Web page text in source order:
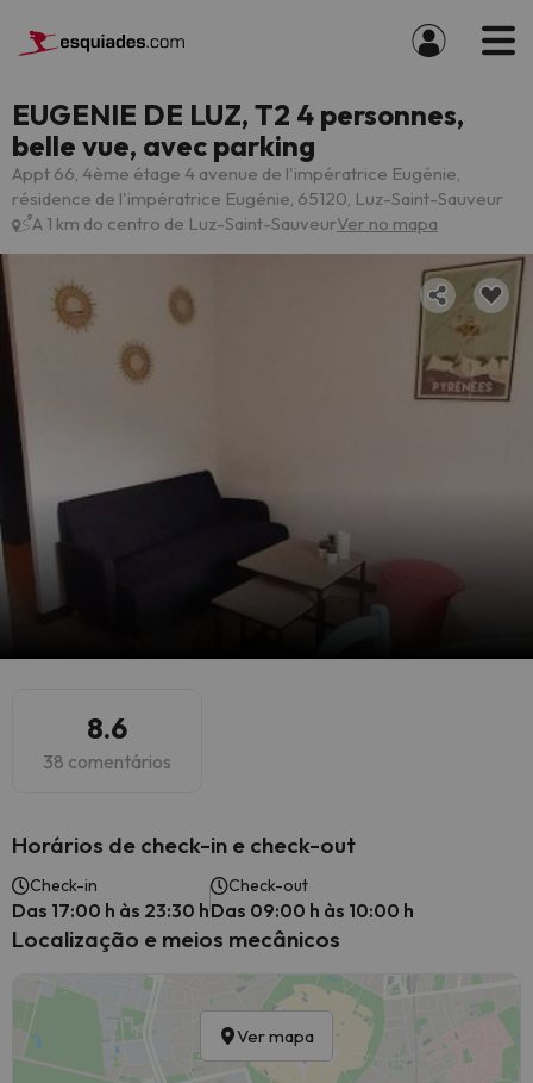
EUGENIE DE LUZ, T2 4 personnes,
belle vue, avec parking
Appt 66, 4ème étage 4 avenue de l'impératrice Eugénie,
résidence de l'impératrice Eugénie, 65120, Luz-Saint-Sauveur
A 1 km do centro de Luz-Saint-SauveurVer no mapa
8.6
38 comentários
Horários de check-in e check-out
Check-in
Das 17:00 h às 23:30 h
Check-out
Das 09:00 h às 10:00 h
Localização e meios mecânicos
Ver mapa